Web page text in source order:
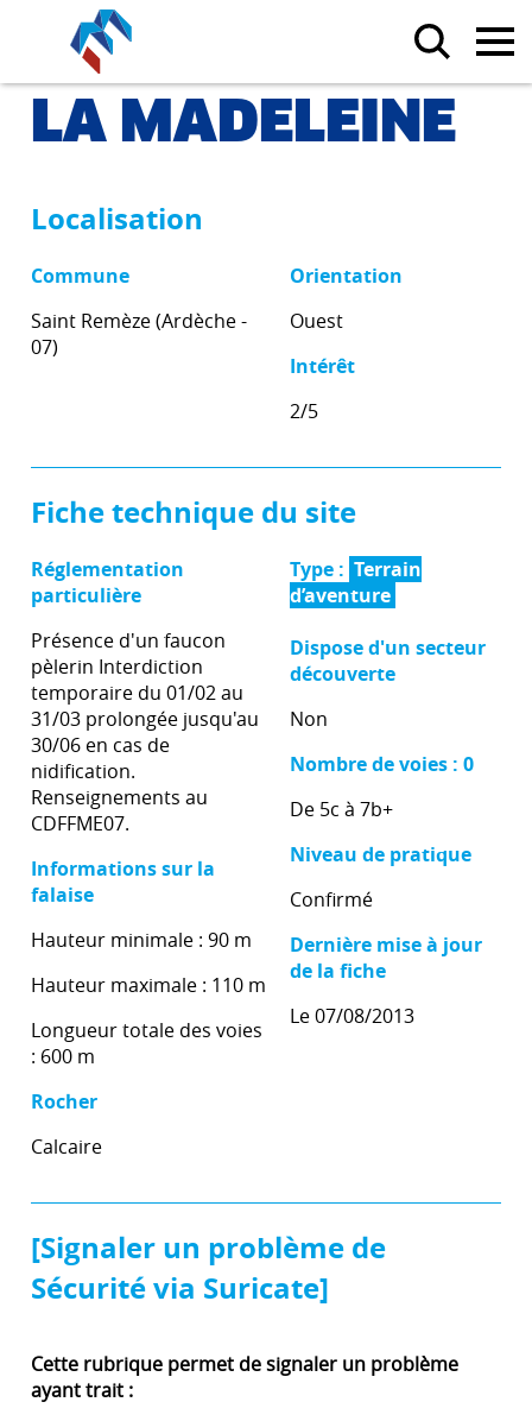
LA MADELEINE
Localisation
Commune
Saint Remèze (Ardèche -
07)
Orientation
Ouest
Intérêt
2/5
Fiche technique du site
Réglementation
particulière
Présence d'un faucon
pèlerin Interdiction
temporaire du 01/02 au
31/03 prolongée jusqu'au
30/06 en cas de
nidification.
Renseignements au
CDFFME07.
Informations sur la
falaise
Hauteur minimale : 90 m
Hauteur maximale : 110 m
Longueur totale des voies
: 600 m
Rocher
Calcaire
Type : Terrain
d’aventure
Dispose d'un secteur
découverte
Non
Nombre de voies : 0
De 5c à 7b+
Niveau de pratique
Confirmé
Dernière mise à jour
de la fiche
Le 07/08/2013
[Signaler un problème de
Sécurité via Suricate]
Cette rubrique permet de signaler un problème
ayant trait :